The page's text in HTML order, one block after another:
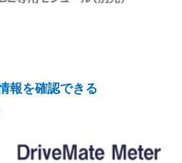
報を確認できる